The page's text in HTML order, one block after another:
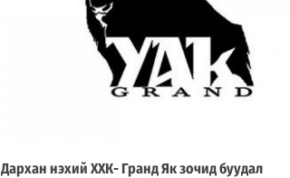
Дархан нэхий ХХК- Гранд Як зочид буудал